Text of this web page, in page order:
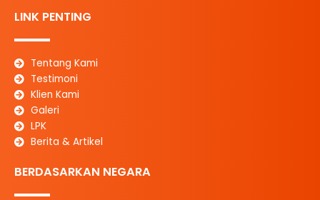
e
o
o
k
-
f
t
r
a
m
LINK PENTING
Tentang Kami
Testimoni
Klien Kami
Galeri
LPK
Berita & Artikel
BERDASARKAN NEGARA